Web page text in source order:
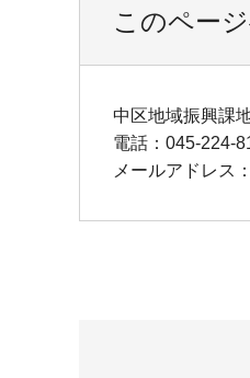
このペー
中区地域振興課
電話：045-224-
メールアドレス：